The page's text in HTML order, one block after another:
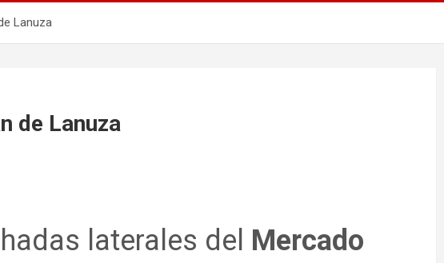
Lanuza
de Lanuza
laterales del Mercado